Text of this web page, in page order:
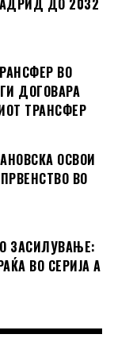
ДО 2032
ВО
ДОГОВАРА
ТРАНСФЕР
ОСВОИ
ВО
ЗАСИЛУВАЊЕ:
ВО СЕРИЈА А